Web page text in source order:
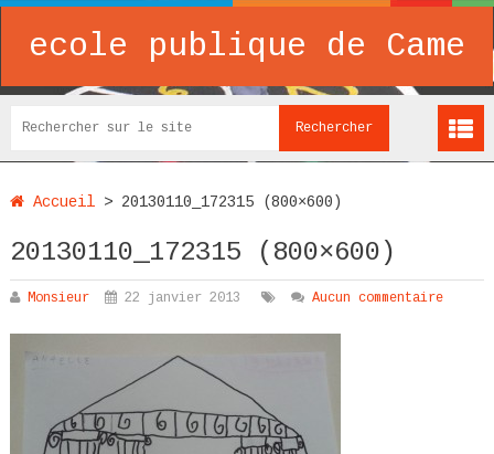
ecole publique de Came
Accueil> 20130110_172315 (800×600)
20130110_172315 (800×600)
Monsieur 22 janvier 2013 Aucun commentaire